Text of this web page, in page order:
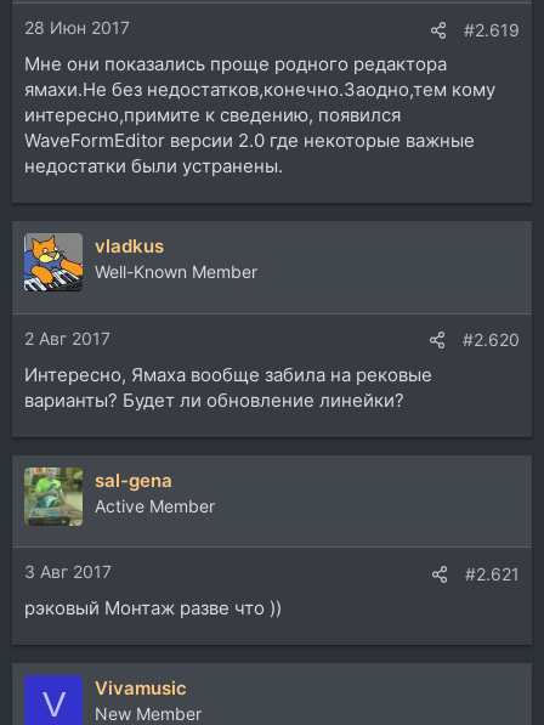
28 Июн 2017 #2.619
Мне они показались проще родного редактора
ямахи.Не без недостатков,конечно.Заодно,тем кому
интересно,примите к сведению, появился
WaveFormEditor версии 2.0 где некоторые важные
недостатки были устранены.
vladkus
Well-Known Member
2 Авг 2017 #2.620
Интересно, Ямаха вообще забила на рековые
варианты? Будет ли обновление линейки?
sal-gena
Active Member
3 Авг 2017 #2.621
рэковый Монтаж разве что ))
V Vivamusic
New Member